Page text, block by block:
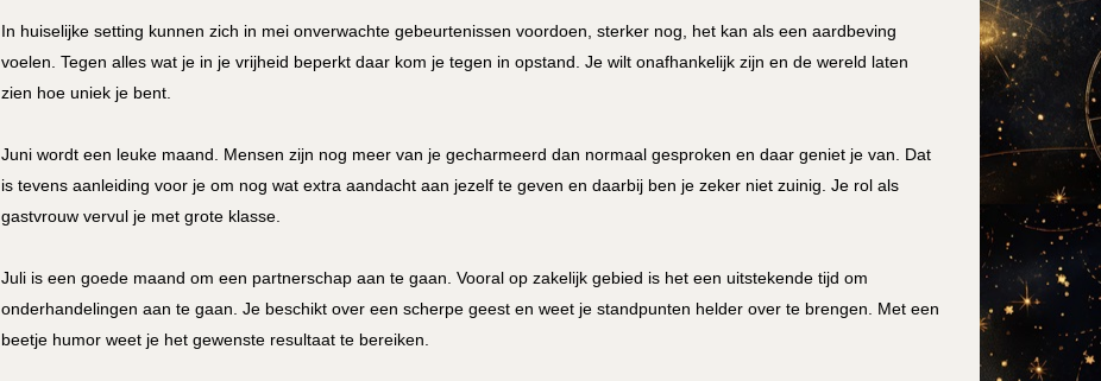
In huiselijke setting kunnen zich in mei onverwachte gebeurtenissen voordoen, sterker nog, het kan als een aardbeving
voelen. Tegen alles wat je in je vrijheid beperkt daar kom je tegen in opstand. Je wilt onafhankelijk zijn en de wereld laten
zien hoe uniek je bent.
Juni wordt een leuke maand. Mensen zijn nog meer van je gecharmeerd dan normaal gesproken en daar geniet je van. Dat
is tevens aanleiding voor je om nog wat extra aandacht aan jezelf te geven en daarbij ben je zeker niet zuinig. Je rol als
gastvrouw vervul je met grote klasse.
Juli is een goede maand om een partnerschap aan te gaan. Vooral op zakelijk gebied is het een uitstekende tijd om
onderhandelingen aan te gaan. Je beschikt over een scherpe geest en weet je standpunten helder over te brengen. Met een
beetje humor weet je het gewenste resultaat te bereiken.